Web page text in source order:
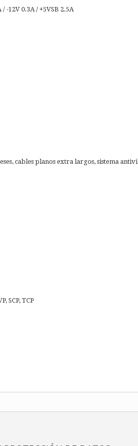
-12V 0.3A / +5VSB 2.5A
cables planos extra largos, sistema
SCP, TCP